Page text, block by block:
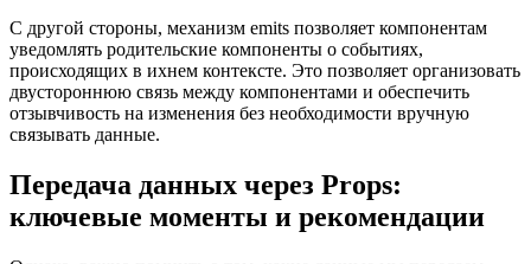
С другой стороны, механизм emits позволяет компонентам
уведомлять родительские компоненты о событиях,
происходящих в ихнем контексте. Это позволяет организовать
двустороннюю связь между компонентами и обеспечить
отзывчивость на изменения без необходимости вручную
связывать данные.
Передача данных через Props:
ключевые моменты и рекомендации